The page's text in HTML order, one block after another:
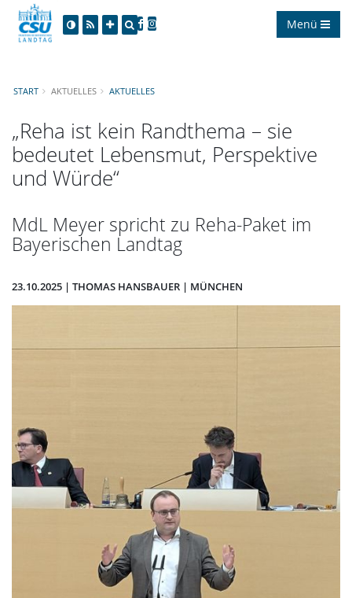
Menü
START AKTUELLES AKTUELLES
Reha ist kein Randthema – sie
bedeutet Lebensmut, Perspektive
und Würde“
MdL Meyer spricht zu Reha-Paket im
Bayerischen Landtag
23.10.2025 | THOMAS HANSBAUER | MÜNCHEN